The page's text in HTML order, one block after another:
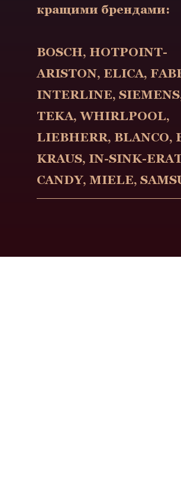
кращими брендами:
BOSCH, HOTPOINT-
ARISTON, ELICA,
INTERLINE,
TEKA, WHIRLPOOL,
LIEBHERR, BLANCO,
KRAUS, IN-SINK-
CANDY, MIELE,